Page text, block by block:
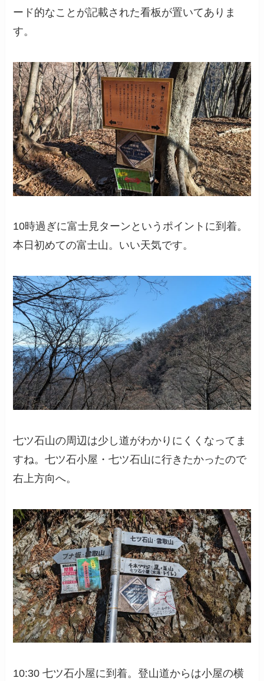
ード的なことが記載された看板が置いてありま
す。
10時過ぎに富士見ターンというポイントに到着。
本日初めての富士山。いい天気です。
七ツ石山の周辺は少し道がわかりにくくなってま
すね。七ツ石小屋・七ツ石山に行きたかったので
右上方向へ。
10:30 七ツ石小屋に到着。登山道からは小屋の横